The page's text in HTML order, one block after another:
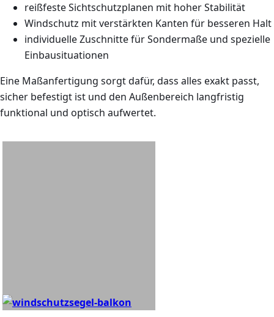
reißfeste Sichtschutzplanen mit hoher Stabilität
Windschutz mit verstärkten Kanten für besseren Halt
individuelle Zuschnitte für Sondermaße und spezielle
Einbausituationen
Eine Maßanfertigung sorgt dafür, dass alles exakt passt,
sicher befestigt ist und den Außenbereich langfristig
funktional und optisch aufwertet.